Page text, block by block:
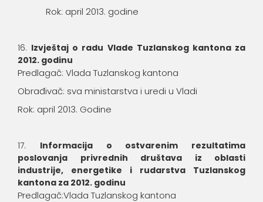
Rok: april 2013. godine
Izvještaj o radu Vlade Tuzlanskog kantona za
2012. godinu
Predlagač: Vlada Tuzlanskog kantona
Obrađivač: sva ministarstva i uredi u Vladi
Rok: april 2013. Godine
Informacija o ostvarenim rezultatima
poslovanja privrednih društava iz oblasti
industrije, energetike i rudarstva Tuzlanskog
kantona za 2012. godinu
Predlagač:Vlada Tuzlanskog kantona